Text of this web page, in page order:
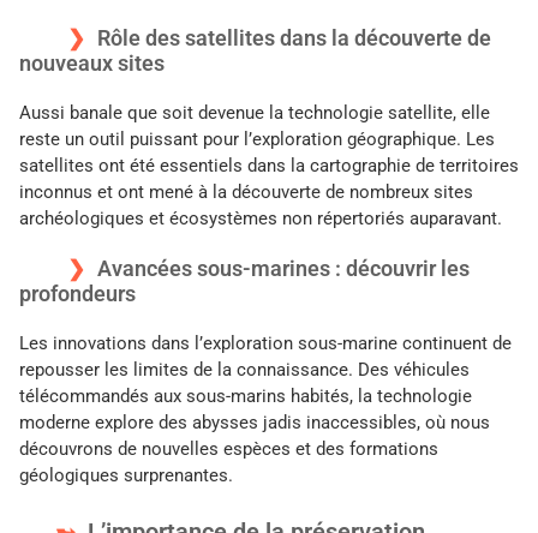
Rôle des satellites dans la découverte de
nouveaux sites
Aussi banale que soit devenue la technologie satellite, elle
reste un outil puissant pour l’exploration géographique. Les
satellites ont été essentiels dans la cartographie de territoires
inconnus et ont mené à la découverte de nombreux sites
archéologiques et écosystèmes non répertoriés auparavant.
Avancées sous-marines : découvrir les
profondeurs
Les innovations dans l’exploration sous-marine continuent de
repousser les limites de la connaissance. Des véhicules
télécommandés aux sous-marins habités, la technologie
moderne explore des abysses jadis inaccessibles, où nous
découvrons de nouvelles espèces et des formations
géologiques surprenantes.